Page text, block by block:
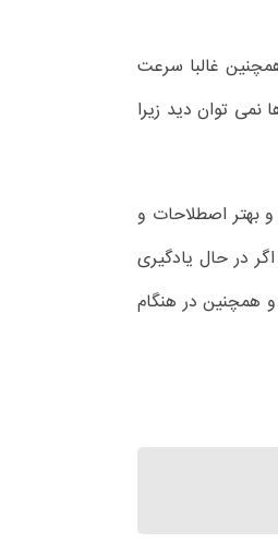
غالبا سرعت
توان دید زیرا
بهتر اصطلاحات و
در حال یادگیری
همچنین در هنگام